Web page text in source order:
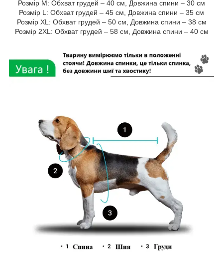
Розмір M: Обхват грудей – 40 см, Довжина спини – 30 см
Розмір L: Обхват грудей – 45 см, Довжина спини – 35 см
Розмір XL: Обхват грудей – 50 см, Довжина спини – 38 см
Розмір 2XL: Обхват грудей – 58 см, Довжина спини – 40 см